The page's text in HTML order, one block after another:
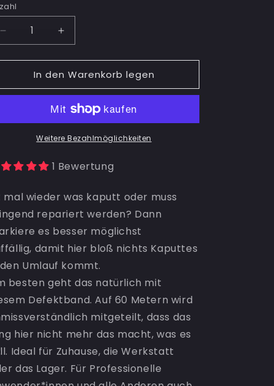
Verringere
die
Menge
Defekt
Erhöhe
die
Menge
für
Defekt
Klebeband
In den Warenkorb legen
Weitere Bezahlmöglichkeiten
1 Bewertung
mal wieder was kaputt oder muss
repariert werden? Dann
es besser möglichst
damit hier bloß nichts Kaputtes
Umlauf kommt.
besten geht das natürlich mit
Defektband. Auf 60 Metern wird
mitgeteilt, dass das
hier nicht mehr das macht, was es
Ideal für Zuhause, die Werkstatt
das Lager. Für Professionelle